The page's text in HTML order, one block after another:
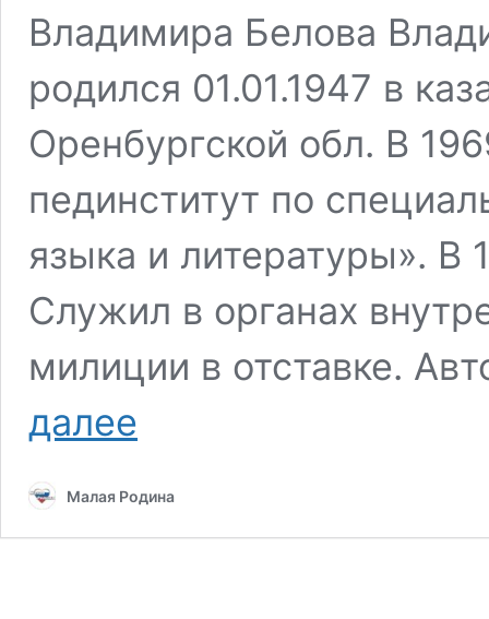
Владимира Белова
родился 01.01.1947 в
Оренбургской обл. В
пединститут по
языка и литературы». В
Служил в органах
милиции в отставке.
далее
Слове
Малая Родина